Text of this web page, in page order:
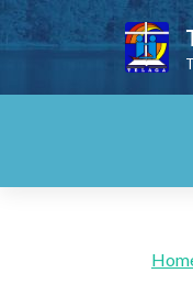
Skip to main content